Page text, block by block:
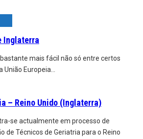
Inglaterra
mais fácil não só entre certos
União Europeia
– Reino Unido (Inglaterra)
se actualmente em processo de
de Técnicos de Geriatria para o Reino